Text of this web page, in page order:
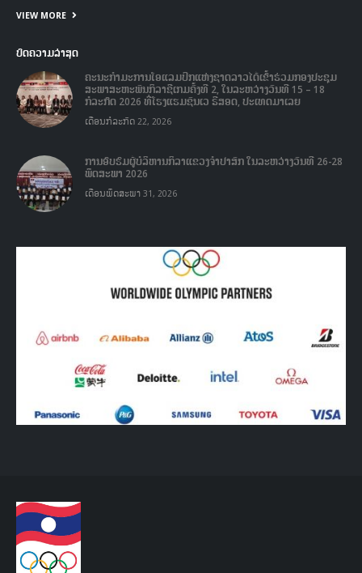
VIEW MORE
ບົດຄວາມລ່າສຸດ
ຄະນະກໍາມະການໂອແລມປິກແຫ່ງຊາດລາວໄດ້ເຂົ້າຮ່ວມກອງປະຊຸມ
ສະພາສະຫະພັນກິລາຊີເກມຄັ້ງທີ 2, ໃນລະຫວ່າງວັນທີ 15 – 18
ກໍລະກົດ 2026 ທີ່ໂຮງແຮມຊັນເວ ຣີສອດ, ປະເທດມາເລຍ
ເດືອນກໍລະກົດ 22, 2026
ການອົບຮົມຜູ້ບໍລິຫານກິລາແຂວງຈໍາປາສັກ ໃນລະຫວ່າງວັນທີ 26-28
ພຶດສະພາ 2026
ເດືອນພຶດສະພາ 31, 2026